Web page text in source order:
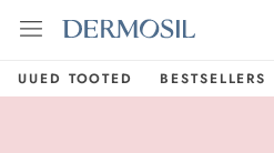
UUED TOOTED BESTSELLERS